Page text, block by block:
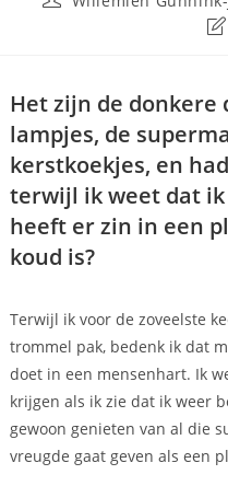
Het zijn de
lampjes, de
kerstkoekjes, en
terwijl ik weet dat ik
heeft er zin in een
koud is?
Terwijl ik voor de zoveelste
trommel pak, bedenk ik dat
doet in een mensenhart. Ik
krijgen als ik zie dat ik weer
gewoon genieten van al die
vreugde gaat geven als een